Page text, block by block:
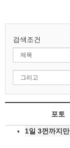
검색조건
포토
1일 3껀까지